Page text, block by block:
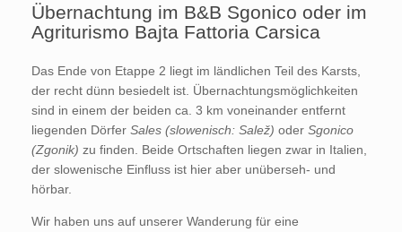
Übernachtung im B&B Sgonico oder im
Agriturismo Bajta Fattoria Carsica
Das Ende von Etappe 2 liegt im ländlichen Teil des Karsts,
der recht dünn besiedelt ist. Übernachtungsmöglichkeiten
sind in einem der beiden ca. 3 km voneinander entfernt
liegenden Dörfer Sales (slowenisch: Salež) oder Sgonico
(Zgonik) zu finden. Beide Ortschaften liegen zwar in Italien,
der slowenische Einfluss ist hier aber unüberseh- und
hörbar.
Wir haben uns auf unserer Wanderung für eine